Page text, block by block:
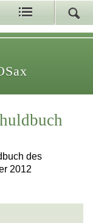
des
2012